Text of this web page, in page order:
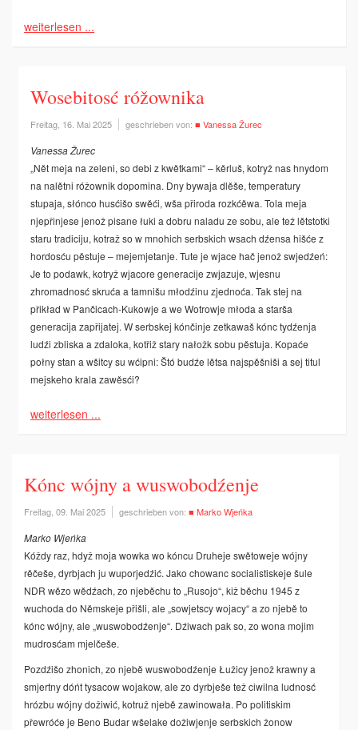
weiterlesen ...
Wosebitosć róžownika
Freitag, 16. Mai 2025 geschrieben von: ■ Vanessa Žurec
Vanessa Žurec
„Nět meja na zeleni, so debi z kwětkami“ – kěrluš, kotryž nas hnydom
na nalětni róžownik dopomina. Dny bywaja dlěše, temperatury
stupaja, słónco husćišo swěći, wša přiroda rozkćěwa. Tola meja
njepřinjese jenož pisane łuki a dobru naladu ze sobu, ale tež lětstotki
staru tradiciju, kotraž so w mnohich serbskich wsach dźensa hišće z
hordosću pěstuje – mejemjetanje. Tute je wjace hač jenož swjedźeń:
Je to podawk, kotryž wjacore generacije zwjazuje, wjesnu
zhromadnosć skruća a tamnišu młodźinu zjednoća. Tak stej na
přikład w Pančicach-Kukowje a we Wotrowje młoda a starša
generacija zapřijatej. W serbskej kónčinje zetkawaš kónc tydźenja
ludźi zbliska a zdaloka, kotřiž stary nałožk sobu pěstuja. Kopaće
połny stan a wšitcy su wćipni: Štó budźe lětsa najspěšniši a sej titul
mejskeho krala zawěsći?
weiterlesen ...
Kónc wójny a wuswobodźenje
Freitag, 09. Mai 2025 geschrieben von: ■ Marko Wjeńka
Marko Wjeńka
Kóždy raz, hdyž moja wowka wo kóncu Druheje swětoweje wójny
rěčeše, dyrbjach ju wuporjedźić. Jako chowanc socialistiskeje šule
NDR wězo wědźach, zo njeběchu to „Rusojo“, kiž běchu 1945 z
wuchoda do Němskeje přišli, ale „sowjetscy wojacy“ a zo njebě to
kónc wójny, ale „wuswobodźenje“. Dźiwach pak so, zo wona mojim
mudrosćam mjelčeše.
Pozdźišo zhonich, zo njebě wuswobodźenje Łužicy jenož krawny a
smjertny dóńt tysacow wojakow, ale zo dyrbješe tež ciwilna ludnosć
hrózbu wójny dožiwić, kotruž njebě zawinowała. Po politiskim
přewróće je Beno Budar wšelake dožiwjenje serbskich žonow